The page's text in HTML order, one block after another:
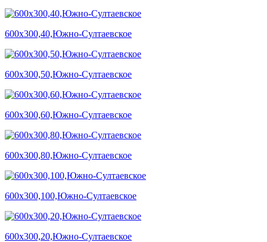
600х300,40,Южно-Султаевское
600х300,50,Южно-Султаевское
600х300,60,Южно-Султаевское
600х300,80,Южно-Султаевское
600х300,100,Южно-Султаевское
600х300,20,Южно-Султаевское